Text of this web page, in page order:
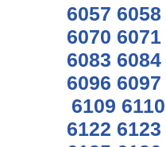
6057 6058
6070 6071
6083 6084
6096 6097
6109 6110
6122 6123